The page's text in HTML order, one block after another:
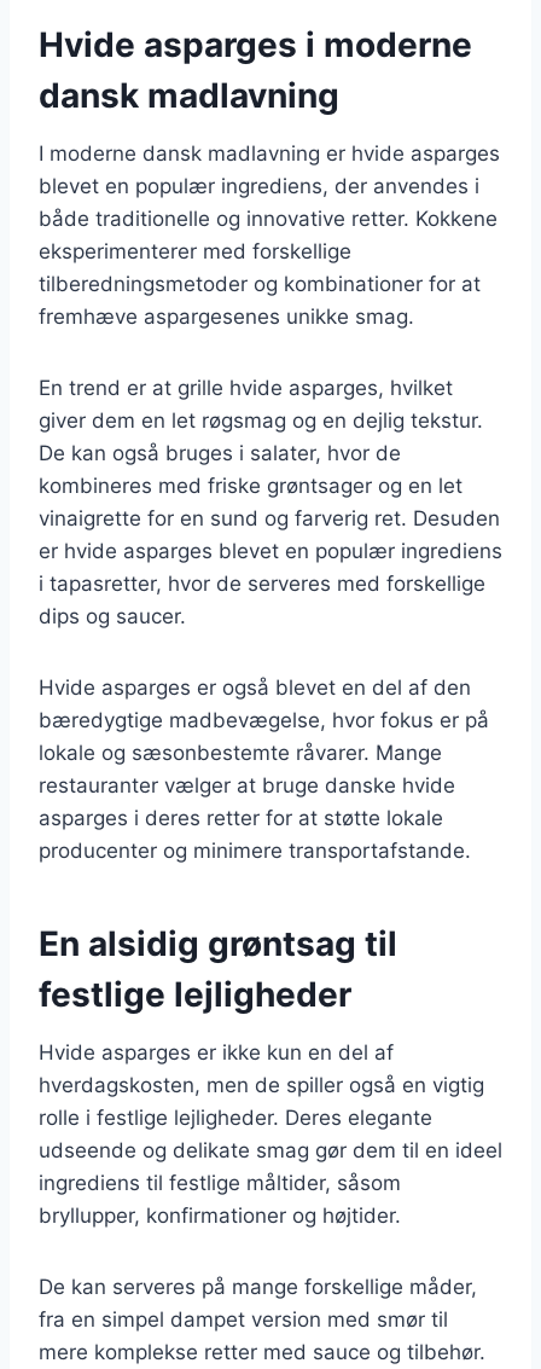
Hvide asparges i moderne
dansk madlavning
I moderne dansk madlavning er hvide asparges
blevet en populær ingrediens, der anvendes i
både traditionelle og innovative retter. Kokkene
eksperimenterer med forskellige
tilberedningsmetoder og kombinationer for at
fremhæve aspargesenes unikke smag.
En trend er at grille hvide asparges, hvilket
giver dem en let røgsmag og en dejlig tekstur.
De kan også bruges i salater, hvor de
kombineres med friske grøntsager og en let
vinaigrette for en sund og farverig ret. Desuden
er hvide asparges blevet en populær ingrediens
i tapasretter, hvor de serveres med forskellige
dips og saucer.
Hvide asparges er også blevet en del af den
bæredygtige madbevægelse, hvor fokus er på
lokale og sæsonbestemte råvarer. Mange
restauranter vælger at bruge danske hvide
asparges i deres retter for at støtte lokale
producenter og minimere transportafstande.
En alsidig grøntsag til
festlige lejligheder
Hvide asparges er ikke kun en del af
hverdagskosten, men de spiller også en vigtig
rolle i festlige lejligheder. Deres elegante
udseende og delikate smag gør dem til en ideel
ingrediens til festlige måltider, såsom
bryllupper, konfirmationer og højtider.
De kan serveres på mange forskellige måder,
fra en simpel dampet version med smør til
mere komplekse retter med sauce og tilbehør.